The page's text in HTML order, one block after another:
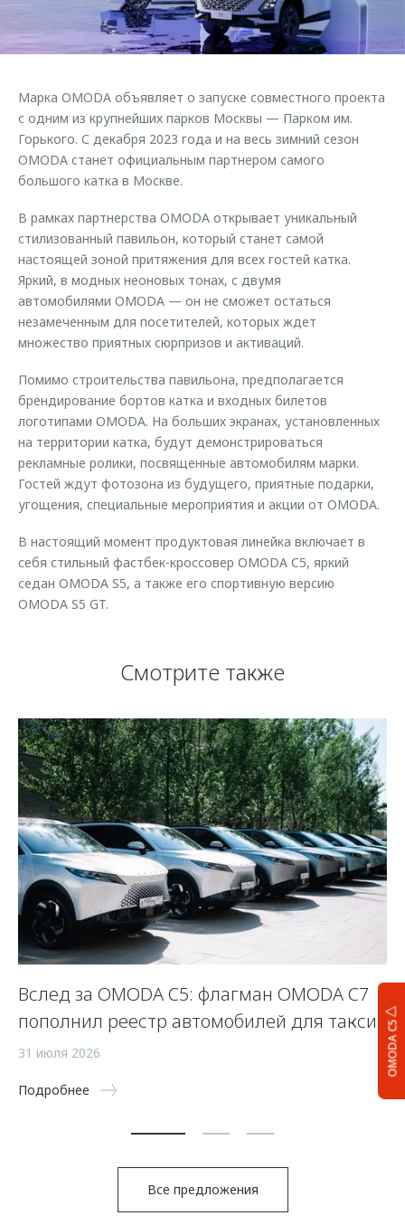
Кредитный калькулятор
Одежда и сувениры
Оригинальные аксессуары
Запчасти
Калькулятор трейд-ин
Руководства по эксплуатации
Клиентская поддержка
Клуб владельцев OMODA
Приложение O&J
Аксессуары
Одежда и сувениры
Оригинальные аксессуары
Запчасти
Обратная связь
OMODA C5
Марка OMODA объявляет о запуске совместного проекта
с одним из крупнейших парков Москвы — Парком им.
Горького. С декабря 2023 года и на весь зимний сезон
OMODA станет официальным партнером самого
большого катка в Москве.
В рамках партнерства OMODA открывает уникальный
стилизованный павильон, который станет самой
настоящей зоной притяжения для всех гостей катка.
Яркий, в модных неоновых тонах, с двумя
автомобилями OMODA — он не сможет остаться
незамеченным для посетителей, которых ждет
множество приятных сюрпризов и активаций.
Помимо строительства павильона, предполагается
брендирование бортов катка и входных билетов
логотипами OMODA. На больших экранах, установленных
на территории катка, будут демонстрироваться
рекламные ролики, посвященные автомобилям марки.
Гостей ждут фотозона из будущего, приятные подарки,
угощения, специальные мероприятия и акции от OMODA.
В настоящий момент продуктовая линейка включает в
себя стильный фастбек-кроссовер OMODA C5, яркий
седан OMODA S5, а также его спортивную версию
OMODA S5 GT.
Смотрите также
Вслед за OMODA C5: флагман OMODA C7
пополнил реестр автомобилей для такси
31 июля 2026
Подробнее
5
Все предложения